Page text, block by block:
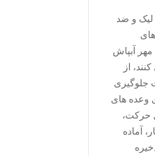
و ضد
آبپاش
از
های